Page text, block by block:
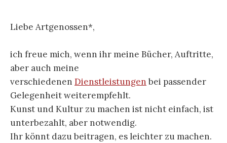
Liebe Artgenossen*,
ich freue mich, wenn ihr meine Bücher, Auftritte,
aber auch meine
verschiedenen Dienstleistungen bei passender
Gelegenheit weiterempfehlt.
Kunst und Kultur zu machen ist nicht einfach, ist
unterbezahlt, aber notwendig.
Ihr könnt dazu beitragen, es leichter zu machen.